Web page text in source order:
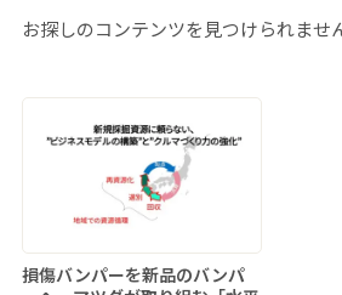
お探しのコンテンツを見つけられませ
損傷バンパーを新品のバンパ